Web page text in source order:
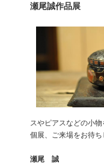
瀬尾誠作品展
スやピアスなどの小
個展、ご来場をお待ち
瀬尾 誠